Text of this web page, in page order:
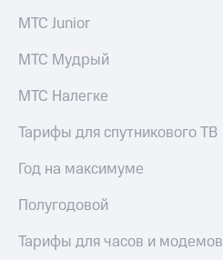
МТС Junior
МТС Мудрый
МТС Налегке
Тарифы для спутникового ТВ
Год на максимуме
Полугодовой
Тарифы для часов и модемов